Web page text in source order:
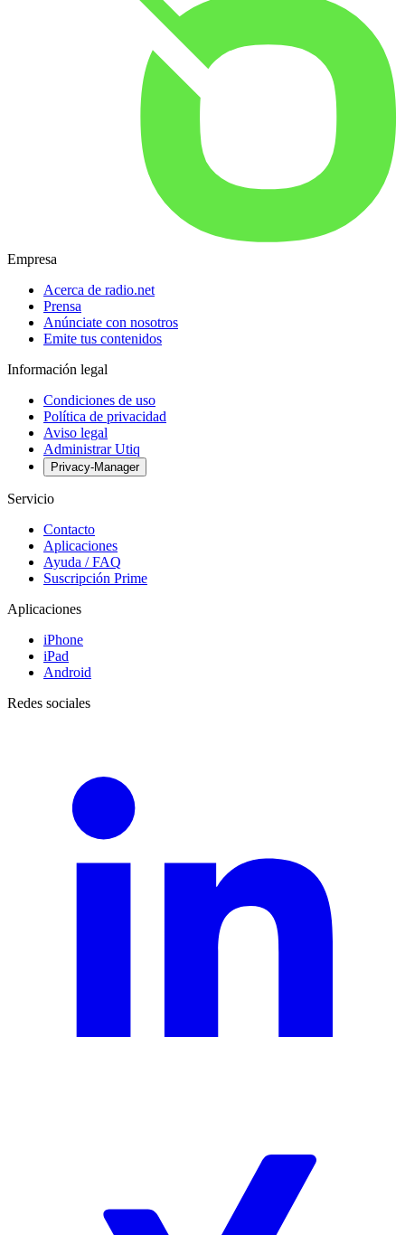
Empresa
Acerca de radio.net
Prensa
Anúnciate con nosotros
Emite tus contenidos
Información legal
Condiciones de uso
Política de privacidad
Aviso legal
Administrar Utiq
Privacy-Manager
Servicio
Contacto
Aplicaciones
Ayuda / FAQ
Suscripción Prime
Aplicaciones
iPhone
iPad
Android
Redes sociales